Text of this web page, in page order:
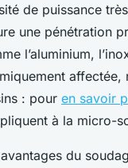
de puissance
une pénétration
l’aluminium,
: pour en savoir
à la micro-
du